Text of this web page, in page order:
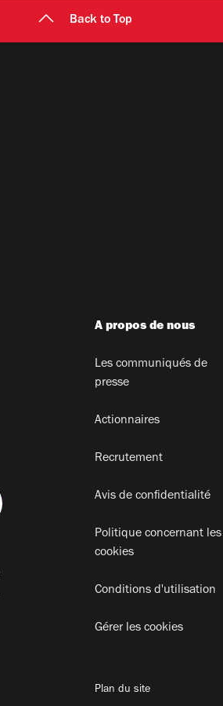
Back to Top
A propos de nous
Les communiqués de
presse
Actionnaires
Recrutement
Avis de confidentialité
Politique concernant les
cookies
Conditions d'utilisation
Gérer les cookies
Plan du site